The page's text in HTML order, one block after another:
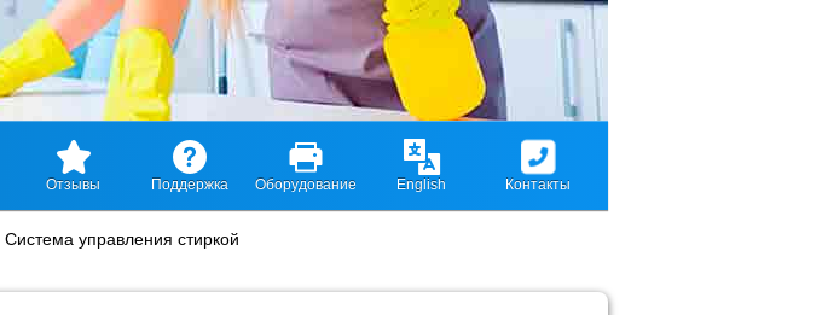
Отзывы Поддержка Оборудование English Контакты
Система управления стиркой